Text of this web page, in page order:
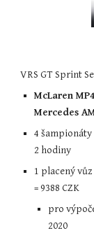
VRS GT Sprint
McLaren
Mercedes
4 šampionáty
2 hodiny
1 placený
= 9388 CZK
pro
2020